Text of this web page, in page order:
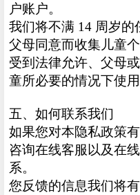
户账户。
我们将不满 14 周岁
父母同意而收集儿童
受到法律允许、父母
童所必要的情况下使
五、如何联系我们
如果您对本隐私政策
咨询在线客服以及在
系。
您反馈的信息我们将